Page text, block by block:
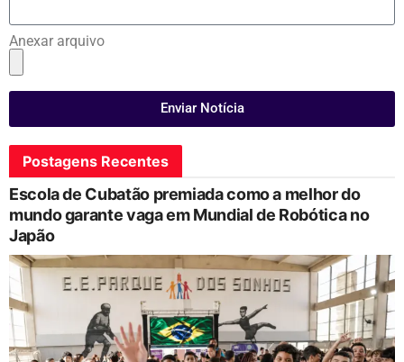
Anexar arquivo
Enviar Notícia
Postagens Recentes
Escola de Cubatão premiada como a melhor do
mundo garante vaga em Mundial de Robótica no
Japão